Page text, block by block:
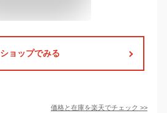
ショップでみる
価格と在庫を楽天でチェック >>